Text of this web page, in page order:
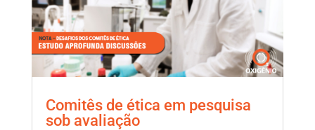
Comitês de ética em pesquisa
sob avaliação